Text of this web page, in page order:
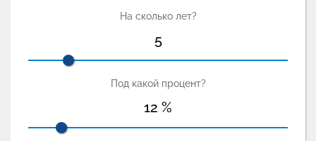
На сколько лет?
5
Под какой процент?
12 %